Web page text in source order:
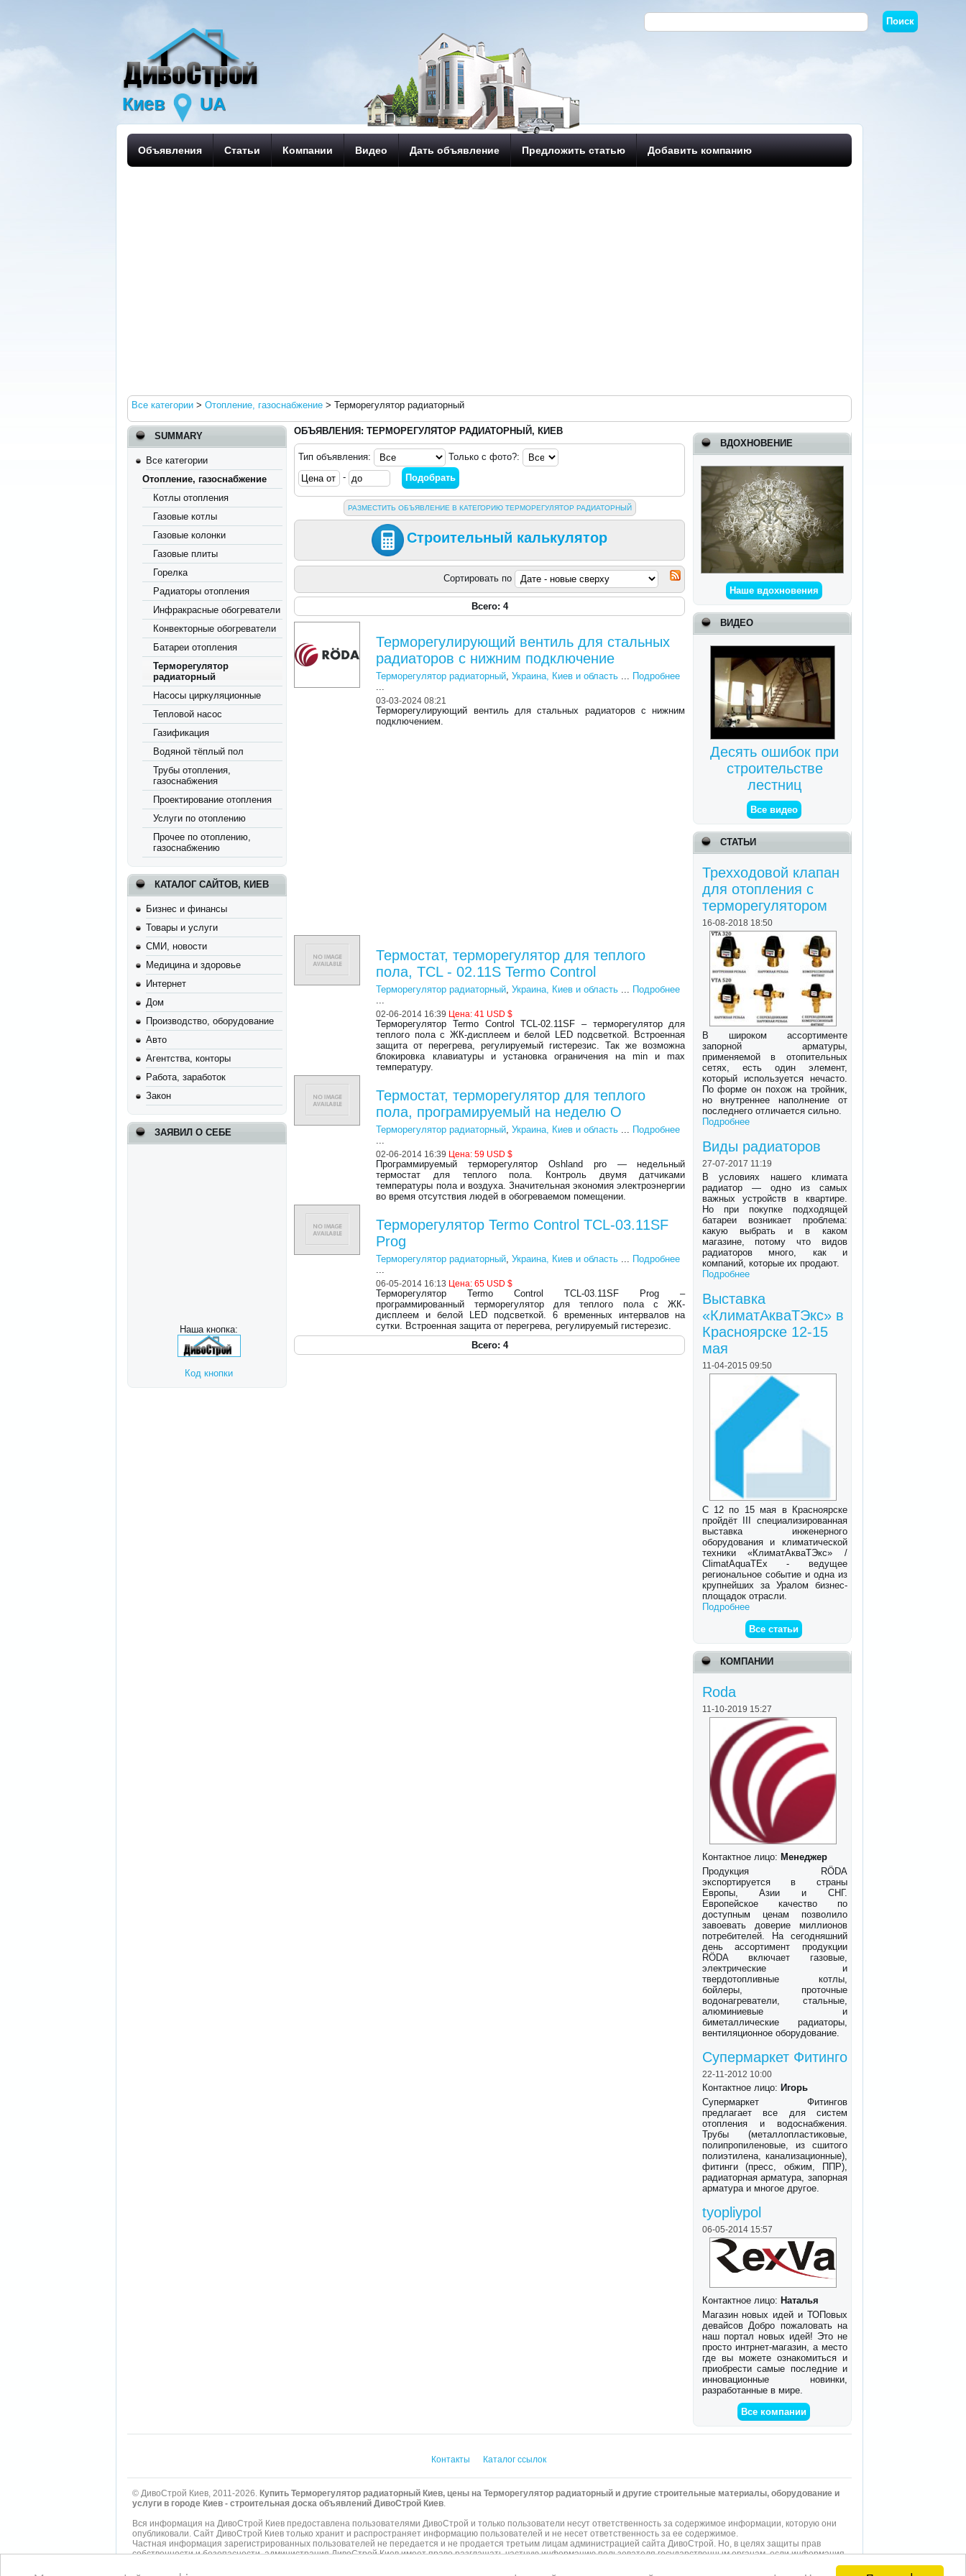
Киев UA
Объявления Статьи Компании Видео Дать объявление Предложить статью Добавить компанию
Все категории >Отопление, газоснабжение >Терморегулятор радиаторный
SUMMARY
Все категории
Отопление, газоснабжение
Котлы отопления
Газовые котлы
Газовые колонки
Газовые плиты
Горелка
Радиаторы отопления
Инфракрасные обогреватели
Конвекторные обогреватели
Батареи отопления
Терморегулятор
радиаторный
Насосы циркуляционные
Тепловой насос
Газификация
Водяной тёплый пол
Трубы отопления,
газоснабжения
Проектирование отопления
Услуги по отоплению
Прочее по отоплению,
газоснабжению
КАТАЛОГ САЙТОВ, КИЕВ
Бизнес и финансы
Товары и услуги
СМИ, новости
Медицина и здоровье
Интернет
Дом
Производство, оборудование
Авто
Агентства, конторы
Работа, заработок
Закон
ЗАЯВИЛ О СЕБЕ
Наша кнопка:
Код кнопки
ВДОХНОВЕНИЕ
Наше вдохновения
ВИДЕО
Десять ошибок при
строительстве
лестниц
Все видео
СТАТЬИ
Трехходовой клапан
для отопления с
терморегулятором
16-08-2018 18:50
В широком ассортименте
запорной арматуры,
применяемой в отопительных
сетях, есть один элемент,
который используется нечасто.
По форме он похож на тройник,
но внутреннее наполнение от
последнего отличается сильно.
Подробнее
Виды радиаторов
27-07-2017 11:19
В условиях нашего климата
радиатор — одно из самых
важных устройств в квартире.
Но при покупке подходящей
батареи возникает проблема:
какую выбрать и в каком
магазине, потому что видов
радиаторов много, как и
компаний, которые их продают.
Подробнее
Выставка
«КлиматАкваТЭкс» в
Красноярске 12-15
мая
11-04-2015 09:50
С 12 по 15 мая в Красноярске
пройдёт III специализированная
выставка инженерного
оборудования и климатической
техники «КлиматАкваТЭкс» /
ClimatAquaTEx - ведущее
региональное событие и одна из
крупнейших за Уралом бизнес-
площадок отрасли.
Подробнее
Все статьи
КОМПАНИИ
Roda
11-10-2019 15:27
Контактное лицо: Менеджер
Продукция RÖDA
экспортируется в страны
Европы, Азии и СНГ.
Европейское качество по
доступным ценам позволило
завоевать доверие миллионов
потребителей. На сегодняшний
день ассортимент продукции
RÖDA включает газовые,
электрические и
твердотопливные котлы,
бойлеры, проточные
водонагреватели, стальные,
алюминиевые и
биметаллические радиаторы,
вентиляционное оборудование.
Супермаркет Фитинго
22-11-2012 10:00
Контактное лицо: Игорь
Супермаркет Фитингов
предлагает все для систем
отопления и водоснабжения.
Трубы (металлопластиковые,
полипропиленовые, из сшитого
полиэтилена, канализационные),
фитинги (пресс, обжим, ППР),
радиаторная арматура, запорная
арматура и многое другое.
tyopliypol
06-05-2014 15:57
Контактное лицо: Наталья
Магазин новых идей и ТОПовых
девайсов Добро пожаловать на
наш портал новых идей! Это не
просто интрнет-магазин, а место
где вы можете ознакомиться и
приобрести самые последние и
инновационные новинки,
разработанные в мире.
Все компании
ОБЪЯВЛЕНИЯ: ТЕРМОРЕГУЛЯТОР РАДИАТОРНЫЙ, КИЕВ
Тип объявления:
Только с фото?:
-
РАЗМЕСТИТЬ ОБЪЯВЛЕНИЕ В КАТЕГОРИЮ ТЕРМОРЕГУЛЯТОР РАДИАТОРНЫЙ
Строительный калькулятор
Сортировать по
Всего: 4
Терморегулирующий вентиль для стальных
радиаторов с нижним подключение
Терморегулятор радиаторный,Украина, Киев и область ... Подробнее
...
03-03-2024 08:21
Терморегулирующий вентиль для стальных радиаторов с нижним
подключением.
Термостат, терморегулятор для теплого
пола, TCL - 02.11S Termo Control
Терморегулятор радиаторный,Украина, Киев и область ... Подробнее
...
02-06-2014 16:39 Цена:41 USD $
Терморегулятор Termo Control ТСL-02.11SF – терморегулятор для
теплого пола с ЖК-дисплеем и белой LED подсветкой. Встроенная
защита от перегрева, регулируемый гистерезис. Так же возможна
блокировка клавиатуры и установка ограничения на min и max
температуру.
Термостат, терморегулятор для теплого
пола, програмируемый на неделю O
Терморегулятор радиаторный,Украина, Киев и область ... Подробнее
...
02-06-2014 16:39 Цена:59 USD $
Программируемый терморегулятор Oshland pro — недельный
термостат для теплого пола. Контроль двумя датчиками
температуры пола и воздуха. Значительная экономия электроэнергии
во время отсутствия людей в обогреваемом помещении.
Терморегулятор Termo Control TCL-03.11SF
Prog
Терморегулятор радиаторный,Украина, Киев и область ... Подробнее
...
06-05-2014 16:13 Цена:65 USD $
Терморегулятор Termo Control TCL-03.11SF Prog –
программированный терморегулятор для теплого пола с ЖК-
дисплеем и белой LED подсветкой. 6 временных интервалов на
сутки. Встроенная защита от перегрева, регулируемый гистерезис.
Всего: 4
Контакты Каталог ссылок
© ДивоСтрой Киев, 2011-2026. Купить Терморегулятор радиаторный Киев, цены на Терморегулятор радиаторный и другие строительные материалы, оборудование и
услуги в городе Киев - строительная доска объявлений ДивоСтрой Киев.
Вся информация на ДивоСтрой Киев предоставлена пользователями ДивоСтрой и только пользователи несут ответственность за содержимое информации, которую они
опубликовали. Сайт ДивоСтрой Киев только хранит и распространяет информацию пользователей и не несет ответственность за ее содержимое.
Частная информация зарегистрированных пользователей не передается и не продается третьим лицам администрацией сайта ДивоСтрой. Но, в целях защиты прав
собственности и безопасности, администрация ДивоСтрой Киев имеет право разглашать частную информацию пользователя государственным органам, если информация,